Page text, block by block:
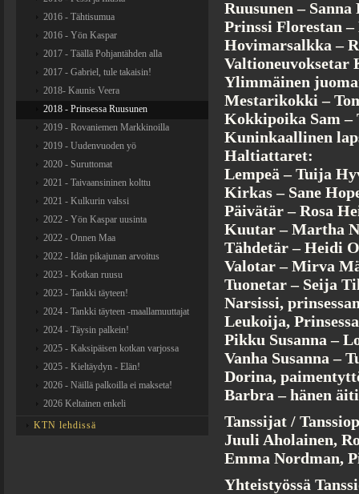
Ruusunen – Sanna
Prinssi Florestan –
Hovimarsalkka –
Valtioneuvoksetar
Ylimmäinen
Mestarikokki –
Kokkipoika Sam –
Kuninkaallinen
Haltiattaret:
Lempeä – Tuija
Kirkas – Sane
Päivätär – Rosa
Kuutar – Martha
Tähdetär – Heidi
Valotar – Mirva
Tuonetar – Seija
Narsissi,
Leukoija,
Pikku Susanna –
Vanha Susanna –
Dorina,
Barbra – hänen
Tanssijat /
Juuli Aholainen,
Emma Nordman,
Yhteistyössä
2016 - Tähtisumua
2016 - Yön Kaspar
2017 - Täällä Pohjantähden alla
2017 - Gabriel, tule takaisin!
2018- Kaunis Veera
2018 - Prinsessa Ruusunen
2019 - Rovaniemen Markkinoilla
2019 - Uudenvuoden yö
2020 - Suruttomat
2021 - Taivaansininen kolttu
2021 - Kulkurin valssi
2022 - Yön Kaspar uusinta
2022 - Onnen Maa
2022 - Idän pikajunan arvoitus
2023 - Kotkan ruusu
2023 - Tankki täyteen!
2024 - Tankki täyteen -maallamuuttajat
2024 - Täysin palkein!
2025 - Kaksipäisen kotkan varjossa
2025 - Kieltäydyn - Elän!
2026 - Näillä palkoilla ei makseta!
2026 Keltainen enkeli
KTN lehdissä